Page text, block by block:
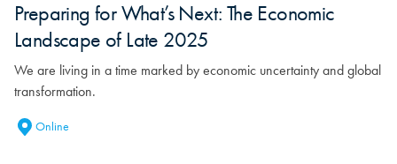
Preparing for What’s Next: The Economic
Landscape of Late 2025
We are living in a time marked by economic uncertainty and global
transformation.
Online